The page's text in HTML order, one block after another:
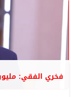
فخري الفقي: